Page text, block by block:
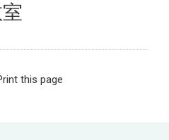
this page